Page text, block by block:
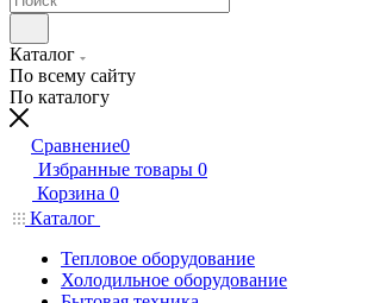
Каталог
По всему сайту
По каталогу
Сравнение0
Избранные товары 0
Корзина 0
Каталог
Тепловое оборудование
Холодильное оборудование